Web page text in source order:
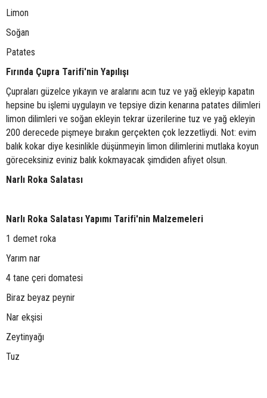
Limon
Soğan
Patates
Fırında Çupra Tarifi'nin Yapılışı
Çupraları güzelce yıkayın ve aralarını acın tuz ve yağ ekleyip kapatın
hepsine bu işlemi uygulayın ve tepsiye dizin kenarına patates dilimleri
limon dilimleri ve soğan ekleyin tekrar üzerilerine tuz ve yağ ekleyin
200 derecede pişmeye bırakın gerçekten çok lezzetliydi. Not: evim
balık kokar diye kesinlikle düşünmeyin limon dilimlerini mutlaka koyun
göreceksiniz eviniz balık kokmayacak şimdiden afiyet olsun.
Narlı Roka Salatası
Narlı Roka Salatası Yapımı Tarifi'nin Malzemeleri
1 demet roka
Yarım nar
4 tane çeri domatesi
Biraz beyaz peynir
Nar ekşisi
Zeytinyağı
Tuz